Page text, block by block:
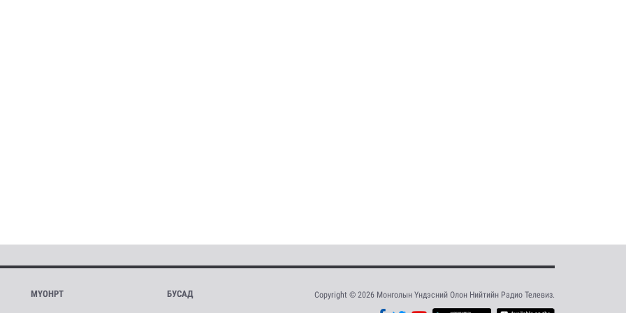
МҮОНРТ БУСАД Copyright © 2026 Монголын Үндэсний Олон Нийтийн Радио Телевиз.